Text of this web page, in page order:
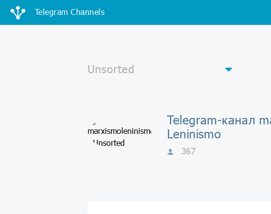
Telegram Channels
Telegram-канал
Leninismo
367